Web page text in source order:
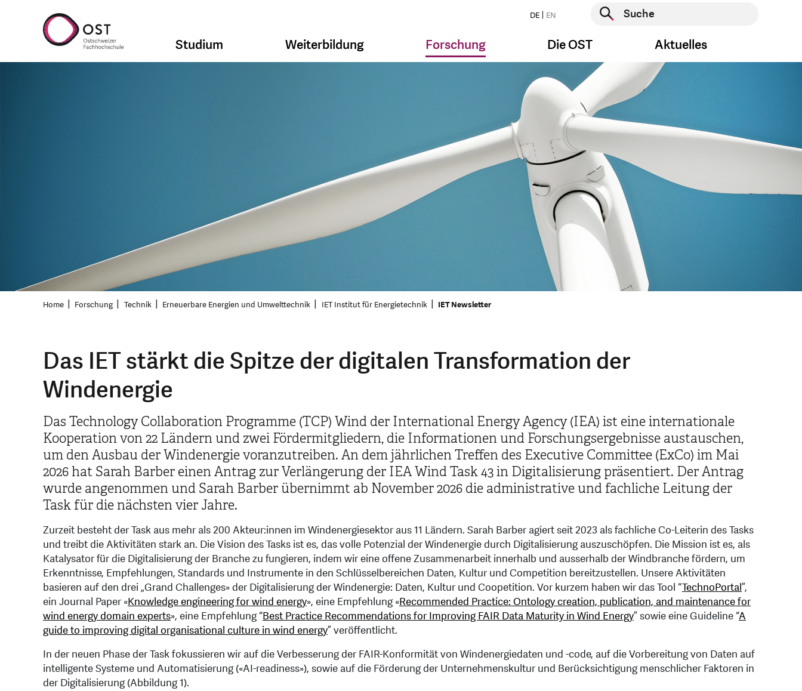
DE EN
Suche starten
Studium Weiterbildung Forschung Die OST Aktuelles
Home Forschung Technik Erneuerbare Energien und Umwelttechnik IET Institut für Energietechnik IET Newsletter
Das IET stärkt die Spitze der digitalen Transformation der
Windenergie
Das Technology Collaboration Programme (TCP) Wind der International Energy Agency (IEA) ist eine internationale
Kooperation von 22 Ländern und zwei Fördermitgliedern, die Informationen und Forschungsergebnisse austauschen,
um den Ausbau der Windenergie voranzutreiben. An dem jährlichen Treffen des Executive Committee (ExCo) im Mai
2026 hat Sarah Barber einen Antrag zur Verlängerung der IEA Wind Task 43 in Digitalisierung präsentiert. Der Antrag
wurde angenommen und Sarah Barber übernimmt ab November 2026 die administrative und fachliche Leitung der
Task für die nächsten vier Jahre.
Zurzeit besteht der Task aus mehr als 200 Akteur:innen im Windenergiesektor aus 11 Ländern. Sarah Barber agiert seit 2023 als fachliche Co-Leiterin des Tasks
und treibt die Aktivitäten stark an. Die Vision des Tasks ist es, das volle Potenzial der Windenergie durch Digitalisierung auszuschöpfen. Die Mission ist es, als
Katalysator für die Digitalisierung der Branche zu fungieren, indem wir eine offene Zusammenarbeit innerhalb und ausserhalb der Windbranche fördern, um
Erkenntnisse, Empfehlungen, Standards und Instrumente in den Schlüsselbereichen Daten, Kultur und Competition bereitzustellen. Unsere Aktivitäten
basieren auf den drei „Grand Challenges» der Digitalisierung der Windenergie: Daten, Kultur und Coopetition. Vor kurzem haben wir das Tool “TechnoPortal”,
ein Journal Paper «Knowledge engineering for wind energy», eine Empfehlung «Recommended Practice: Ontology creation, publication, and maintenance for
wind energy domain experts», eine Empfehlung “Best Practice Recommendations for Improving FAIR Data Maturity in Wind Energy” sowie eine Guideline “A
guide to improving digital organisational culture in wind energy” veröffentlicht.
In der neuen Phase der Task fokussieren wir auf die Verbesserung der FAIR-Konformität von Windenergiedaten und -code, auf die Vorbereitung von Daten auf
intelligente Systeme und Automatisierung («AI-readiness»), sowie auf die Förderung der Unternehmenskultur und Berücksichtigung menschlicher Faktoren in
der Digitalisierung (Abbildung 1).